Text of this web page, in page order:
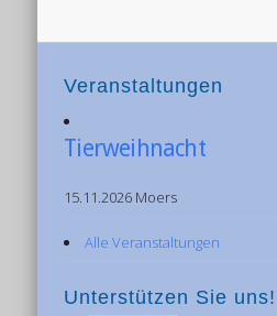
Veranstaltungen
Tierweihnacht
15.11.2026 Moers
Alle Veranstaltungen
Unterstützen Sie uns!